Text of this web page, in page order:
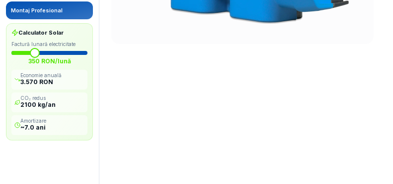
Montaj Profesional
Calculator Solar
Factură lunară electricitate
350 RON/lună
Economie anuală
3.570 RON
CO₂ redus
2100 kg/an
Amortizare
~7.0 ani